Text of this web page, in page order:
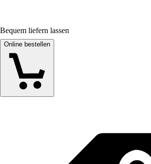
Bequem liefern lassen
Online bestellen